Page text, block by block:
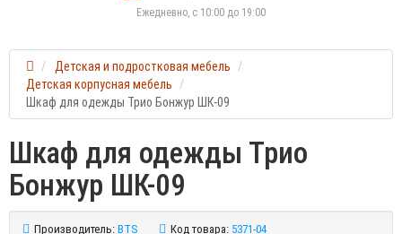
Ежедневно, с 10:00 до 19:00
Детская и подростковая мебель
Детская корпусная мебель
Шкаф для одежды Трио Бонжур ШК-09
Шкаф для одежды Трио
Бонжур ШК-09
Производитель: BTS Код товара: 5371-04